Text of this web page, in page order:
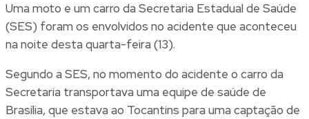
Uma moto e um carro da Secretaria Estadual de Saúde
(SES) foram os envolvidos no acidente que aconteceu
na noite desta quarta-feira (13).
Segundo a SES, no momento do acidente o carro da
Secretaria transportava uma equipe de saúde de
Brasília, que estava ao Tocantins para uma captação de